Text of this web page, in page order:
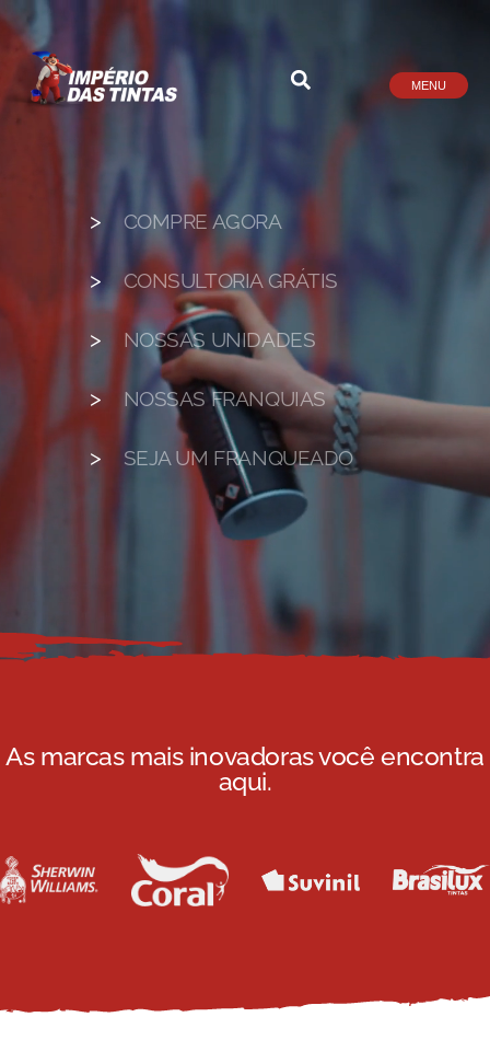
MENU
COMPRE AGORA
CONSULTORIA GRÁTIS
NOSSAS UNIDADES
NOSSAS FRANQUIAS
SEJA UM FRANQUEADO
As marcas mais inovadoras você encontra
aqui.